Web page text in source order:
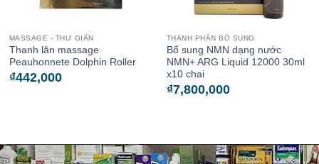
MASSAGE - THƯ GIÃN
Thanh lăn massage
Peauhonnete Dolphin Roller
₫442,000
THÀNH PHẦN BỔ SUNG
Bổ sung NMN dạng nước
NMN+ ARG Liquid 12000 30ml
x10 chai
₫7,800,000